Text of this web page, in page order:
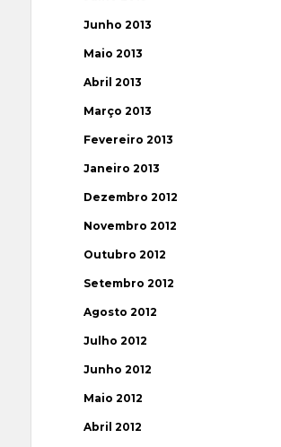
Junho 2013
Maio 2013
Abril 2013
Março 2013
Fevereiro 2013
Janeiro 2013
Dezembro 2012
Novembro 2012
Outubro 2012
Setembro 2012
Agosto 2012
Julho 2012
Junho 2012
Maio 2012
Abril 2012